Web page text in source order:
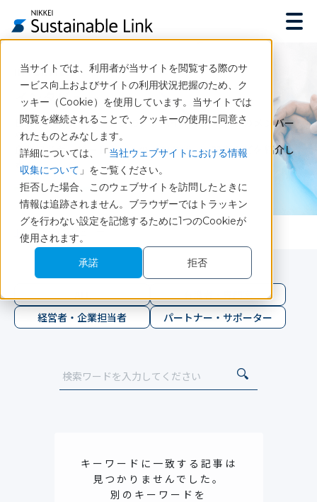
当サイトでは、利用者が当サイトを閲覧する際のサ
ービス向上およびサイトの利用状況把握のため、ク
ッキー（Cookie）を使用しています。当サイトでは
閲覧を継続されることで、クッキーの使用に同意さ
れたものとみなします。
詳細については、「当社ウェブサイトにおける情報
収集について 」をご覧ください。
拒否した場合、このウェブサイトを訪問したときに
情報は追跡されません。ブラウザーではトラッキン
グを行わない設定を記憶するために1つのCookieが
使用されます。
承諾
拒否
INTERVIEW
インタビュー
日経サステナブルリンクのアドバイザリーボードのメンバー
や
企業担当者、パートナーへのインタビュー記事などを紹介し
ます。
トップ インタビュー
ALL
有識者・専門家
経営者・企業担当者
パートナー・サポーター
キーワードに一致する記事は
見つかりませんでした。
別のキーワードを